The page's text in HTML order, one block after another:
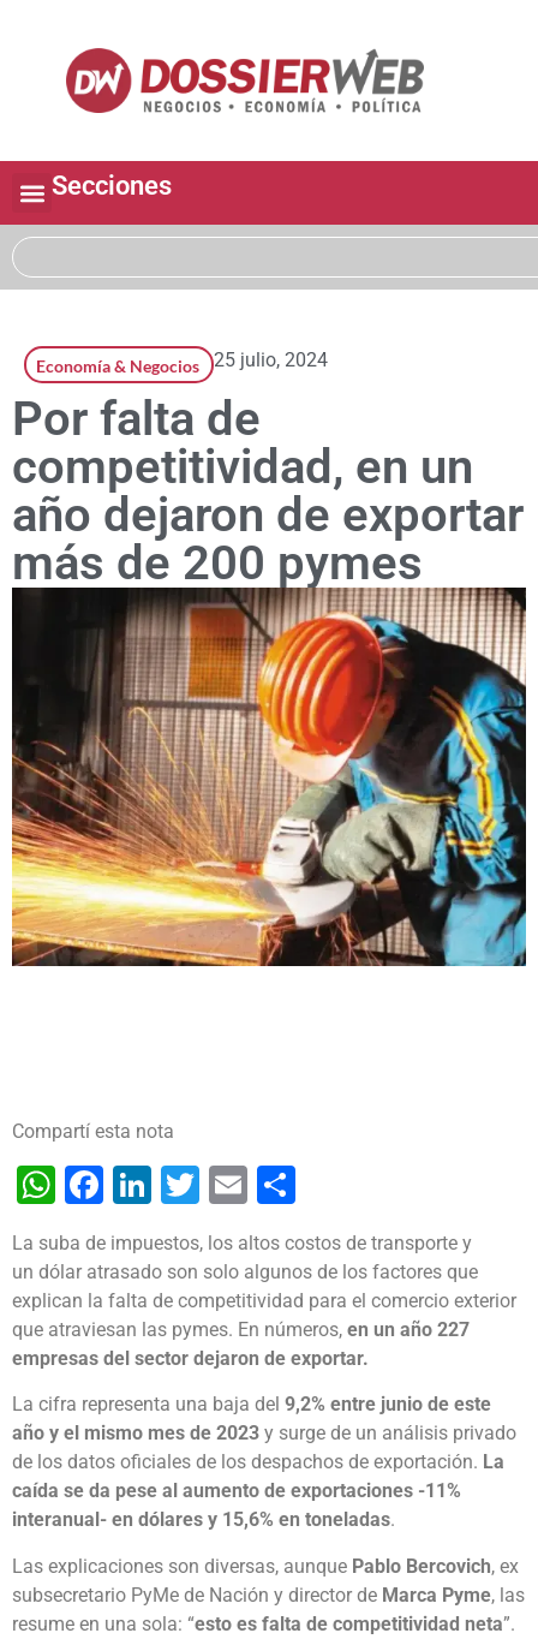
Secciones
Economía & Negocios 25 julio, 2024
Por falta de
competitividad, en un
año dejaron de exportar
más de 200 pymes
Compartí esta nota
WhatsApp
Facebook
LinkedIn
Twitter
Email
La suba de impuestos, los altos costos de transporte y
un dólar atrasado son solo algunos de los factores que
explican la falta de competitividad para el comercio exterior
que atraviesan las pymes. En números, en un año 227
empresas del sector dejaron de exportar.
La cifra representa una baja del 9,2% entre junio de este
año y el mismo mes de 2023 y surge de un análisis privado
de los datos oficiales de los despachos de exportación. La
caída se da pese al aumento de exportaciones -11%
interanual- en dólares y 15,6% en toneladas.
Las explicaciones son diversas, aunque Pablo Bercovich, ex
subsecretario PyMe de Nación y director de Marca Pyme, las
resume en una sola: “esto es falta de competitividad neta”.